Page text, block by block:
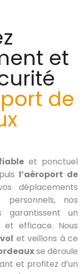
et
de
et ponctuel
l’aéroport de
déplacements
personnels, nos
un
et efficace. Nous
et veillons à ce
se déroule
et profitez d’un